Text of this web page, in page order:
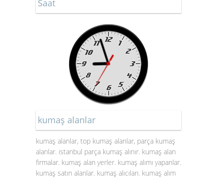
Saat
kumaş alanlar
kumaş alanlar, top kumaş alanlar, parça kumaş
alanlar. istanbul parça kumaş alınır. kumaş alan
firmalar. kumaş alan yerler. kumaş alımı yapanlar.
kumaş satın alanlar. kumaş alıcıları. kumaş alım